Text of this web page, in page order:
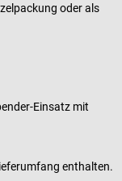
oder als
Einsatz mit
enthalten.